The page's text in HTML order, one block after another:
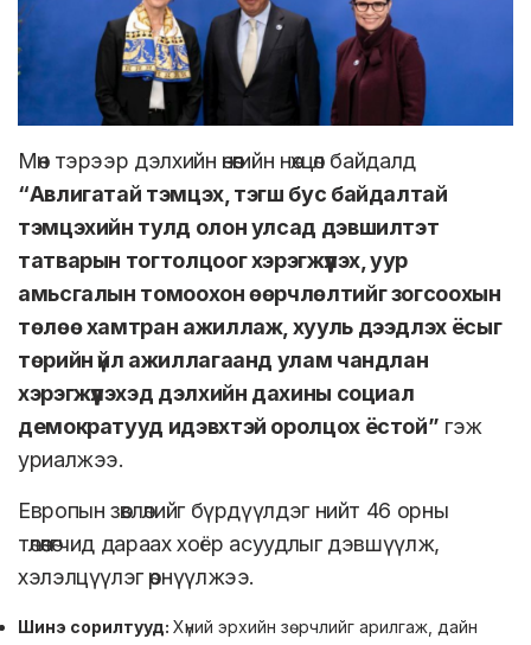
Мөн тэрээр дэлхийн өнөөгийн нөхцөл байдалд
“Авлигатай тэмцэх, тэгш бус байдалтай
тэмцэхийн тулд олон улсад дэвшилтэт
татварын тогтолцоог хэрэгжүүлэх, уур
амьсгалын томоохон өөрчлөлтийг зогсоохын
төлөө хамтран ажиллаж, хууль дээдлэх ёсыг
төрийн үйл ажиллагаанд улам чандлан
хэрэгжүүлэхэд дэлхийн дахины социал
демократууд идэвхтэй оролцох ёстой” гэж
уриалжээ.
Европын зөвлөлийг бүрдүүлдэг нийт 46 орны
төлөөлөгчид дараах хоёр асуудлыг дэвшүүлж,
хэлэлцүүлэг өрнүүлжээ.
Шинэ сорилтууд: Хүний эрхийн зөрчлийг арилгаж, дайн